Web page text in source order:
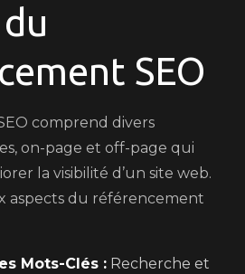
SEO
comprend divers
on-page et off-page qui
la visibilité d’un site web.
aspects du référencement
Mots-Clés : Recherche et